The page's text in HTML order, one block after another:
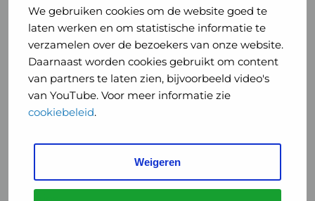
We gebruiken cookies om de website goed te
laten werken en om statistische informatie te
verzamelen over de bezoekers van onze website.
Daarnaast worden cookies gebruikt om content
van partners te laten zien, bijvoorbeeld video's
van YouTube. Voor meer informatie zie
cookiebeleid.
Weigeren
of
GGD
GHOR
Nederland
of
GGD
GHOR
Nederland
GGD Reizen op social media
GGD Reizen
GGD Reisvaccinaties